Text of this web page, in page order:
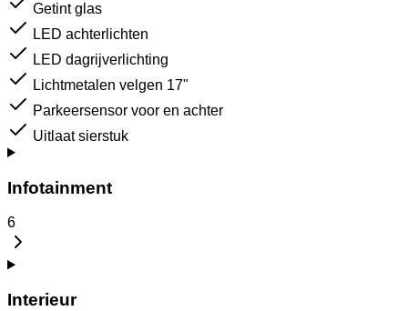
Getint glas
LED achterlichten
LED dagrijverlichting
Lichtmetalen velgen 17"
Parkeersensor voor en achter
Uitlaat sierstuk
Infotainment
6
Interieur